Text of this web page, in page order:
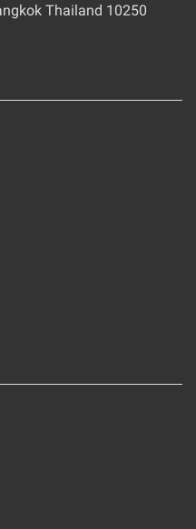
Thailand 10250